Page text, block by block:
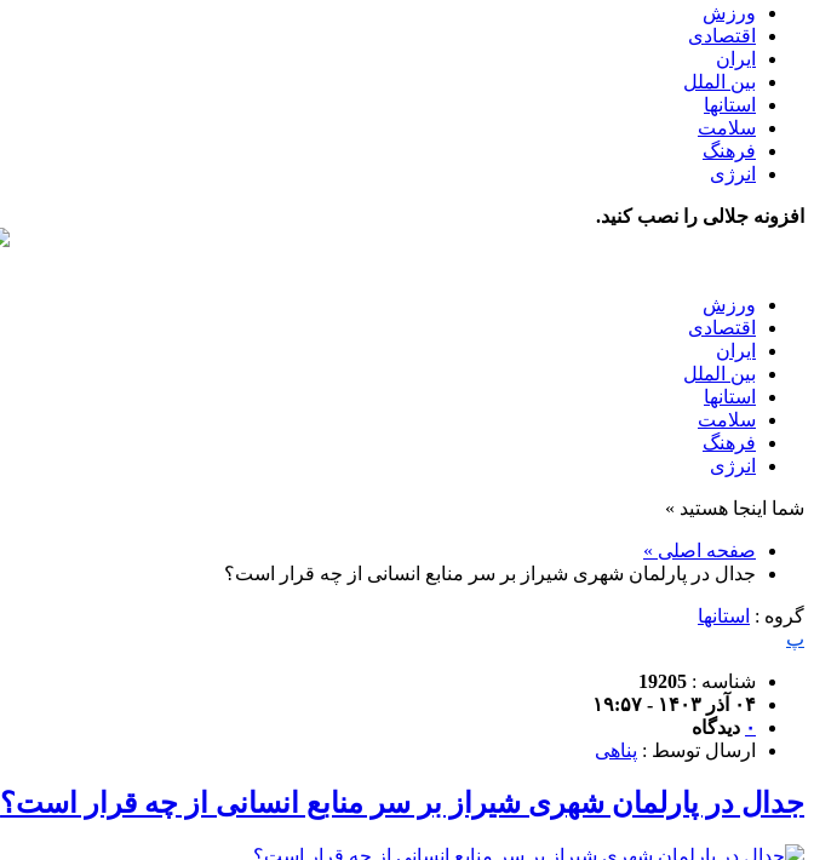
ورزش
اقتصادی
ایران
بین الملل
استانها
سلامت
فرهنگ
انرژی
افزونه جلالی را نصب کنید.
ورزش
اقتصادی
ایران
بین الملل
استانها
سلامت
فرهنگ
انرژی
شما اینجا هستید »
صفحه اصلی »
جدال در پارلمان شهری شیراز بر سر منابع انسانی از چه قرار است؟
گروه : استانها
پ
شناسه : 19205
۰۴ آذر ۱۴۰۳ - ۱۹:۵۷
۰ دیدگاه
ارسال توسط : پناهی
جدال در پارلمان شهری شیراز بر سر منابع انسانی از چه قرار است؟